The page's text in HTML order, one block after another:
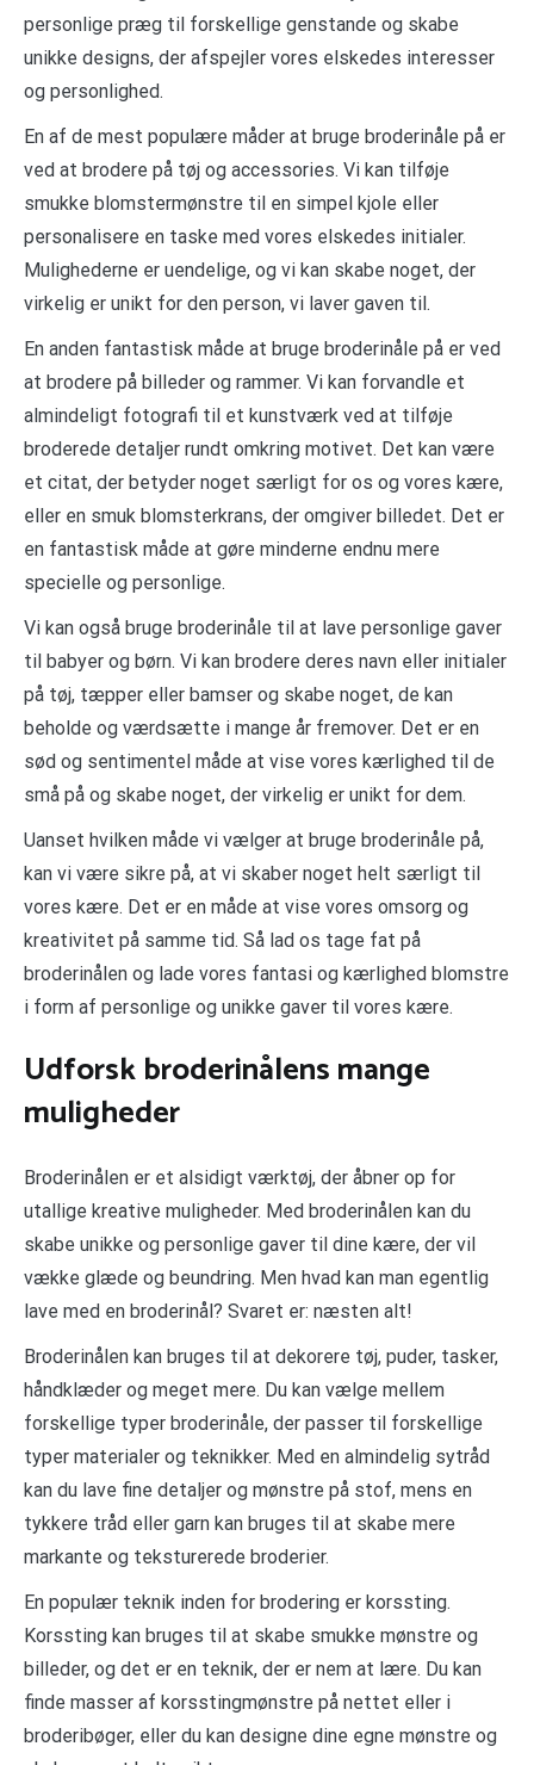
personlige præg til forskellige genstande og skabe
unikke designs, der afspejler vores elskedes interesser
og personlighed.
En af de mest populære måder at bruge broderinåle på er
ved at brodere på tøj og accessories. Vi kan tilføje
smukke blomstermønstre til en simpel kjole eller
personalisere en taske med vores elskedes initialer.
Mulighederne er uendelige, og vi kan skabe noget, der
virkelig er unikt for den person, vi laver gaven til.
En anden fantastisk måde at bruge broderinåle på er ved
at brodere på billeder og rammer. Vi kan forvandle et
almindeligt fotografi til et kunstværk ved at tilføje
broderede detaljer rundt omkring motivet. Det kan være
et citat, der betyder noget særligt for os og vores kære,
eller en smuk blomsterkrans, der omgiver billedet. Det er
en fantastisk måde at gøre minderne endnu mere
specielle og personlige.
Vi kan også bruge broderinåle til at lave personlige gaver
til babyer og børn. Vi kan brodere deres navn eller initialer
på tøj, tæpper eller bamser og skabe noget, de kan
beholde og værdsætte i mange år fremover. Det er en
sød og sentimentel måde at vise vores kærlighed til de
små på og skabe noget, der virkelig er unikt for dem.
Uanset hvilken måde vi vælger at bruge broderinåle på,
kan vi være sikre på, at vi skaber noget helt særligt til
vores kære. Det er en måde at vise vores omsorg og
kreativitet på samme tid. Så lad os tage fat på
broderinålen og lade vores fantasi og kærlighed blomstre
i form af personlige og unikke gaver til vores kære.
Udforsk broderinålens mange
muligheder
Broderinålen er et alsidigt værktøj, der åbner op for
utallige kreative muligheder. Med broderinålen kan du
skabe unikke og personlige gaver til dine kære, der vil
vække glæde og beundring. Men hvad kan man egentlig
lave med en broderinål? Svaret er: næsten alt!
Broderinålen kan bruges til at dekorere tøj, puder, tasker,
håndklæder og meget mere. Du kan vælge mellem
forskellige typer broderinåle, der passer til forskellige
typer materialer og teknikker. Med en almindelig sytråd
kan du lave fine detaljer og mønstre på stof, mens en
tykkere tråd eller garn kan bruges til at skabe mere
markante og teksturerede broderier.
En populær teknik inden for brodering er korssting.
Korssting kan bruges til at skabe smukke mønstre og
billeder, og det er en teknik, der er nem at lære. Du kan
finde masser af korsstingmønstre på nettet eller i
broderibøger, eller du kan designe dine egne mønstre og